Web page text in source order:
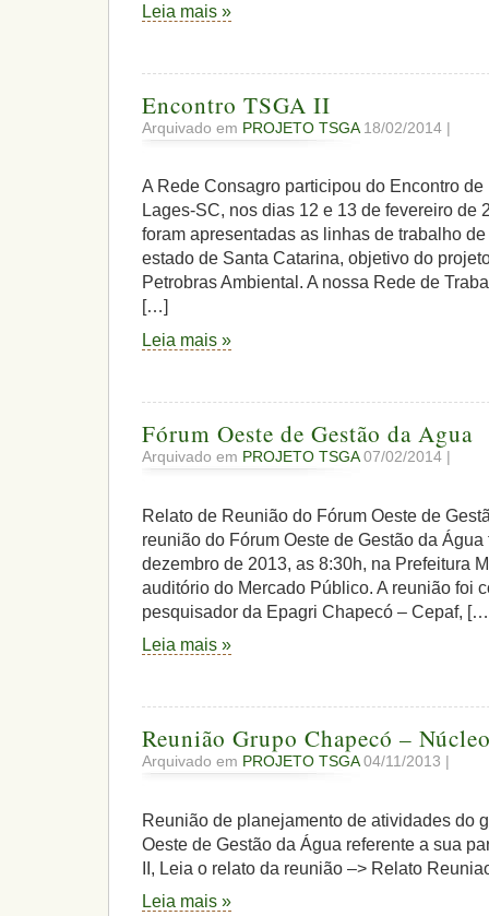
Leia mais »
Encontro TSGA II
Arquivado em PROJETO TSGA18/02/2014 |
A Rede Consagro participou do Encontro de
Lages-SC, nos dias 12 e 13 de fevereiro de
foram apresentadas as linhas de trabalho
estado de Santa Catarina, objetivo do
Petrobras Ambiental. A nossa Rede de
[…]
Leia mais »
Fórum Oeste de Gestão da Agua
Arquivado em PROJETO TSGA07/02/2014 |
Relato de Reunião do Fórum Oeste de
reunião do Fórum Oeste de Gestão da
dezembro de 2013, as 8:30h, na Prefeitura
auditório do Mercado Público. A reunião foi
pesquisador da Epagri Chapecó – Cepaf,
Leia mais »
Reunião Grupo Chapecó –
Arquivado em PROJETO TSGA04/11/2013 |
Reunião de planejamento de atividades do
Oeste de Gestão da Água referente a sua
II, Leia o relato da reunião –> Relato
Leia mais »